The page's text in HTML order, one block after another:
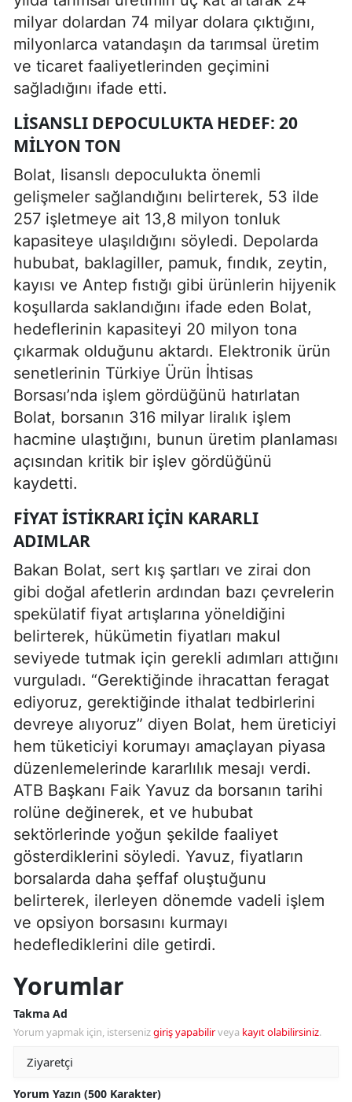
milyar dolardan 74 milyar dolara çıktığını,
milyonlarca vatandaşın da tarımsal üretim
ve ticaret faaliyetlerinden geçimini
sağladığını ifade etti.
LISANSLI DEPOCULUKTA HEDEF: 20
MILYON TON
Bolat, lisanslı depoculukta önemli
gelişmeler sağlandığını belirterek, 53 ilde
257 işletmeye ait 13,8 milyon tonluk
kapasiteye ulaşıldığını söyledi. Depolarda
hububat, baklagiller, pamuk, fındık, zeytin,
kayısı ve Antep fıstığı gibi ürünlerin hijyenik
koşullarda saklandığını ifade eden Bolat,
hedeflerinin kapasiteyi 20 milyon tona
çıkarmak olduğunu aktardı. Elektronik ürün
senetlerinin Türkiye Ürün İhtisas
Borsası’nda işlem gördüğünü hatırlatan
Bolat, borsanın 316 milyar liralık işlem
hacmine ulaştığını, bunun üretim planlaması
açısından kritik bir işlev gördüğünü
kaydetti.
FIYAT ISTIKRARI IÇIN KARARLI
ADIMLAR
Bakan Bolat, sert kış şartları ve zirai don
gibi doğal afetlerin ardından bazı çevrelerin
spekülatif fiyat artışlarına yöneldiğini
belirterek, hükümetin fiyatları makul
seviyede tutmak için gerekli adımları attığını
vurguladı. “Gerektiğinde ihracattan feragat
ediyoruz, gerektiğinde ithalat tedbirlerini
devreye alıyoruz” diyen Bolat, hem üreticiyi
hem tüketiciyi korumayı amaçlayan piyasa
düzenlemelerinde kararlılık mesajı verdi.
ATB Başkanı Faik Yavuz da borsanın tarihi
rolüne değinerek, et ve hububat
sektörlerinde yoğun şekilde faaliyet
gösterdiklerini söyledi. Yavuz, fiyatların
borsalarda daha şeffaf oluştuğunu
belirterek, ilerleyen dönemde vadeli işlem
ve opsiyon borsasını kurmayı
hedeflediklerini dile getirdi.
Yorumlar
Takma Ad
Yorum yapmak için, istersenizgiriş yapabilirveya kayıt olabilirsiniz.
Yorum Yazın (500 Karakter)